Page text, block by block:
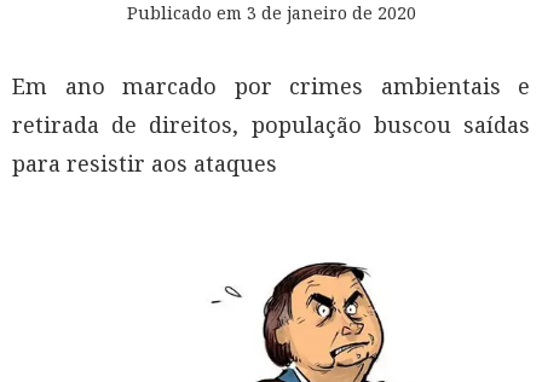
Publicado em 3 de janeiro de 2020
Em ano marcado por crimes ambientais e
retirada de direitos, população buscou saídas
para resistir aos ataques